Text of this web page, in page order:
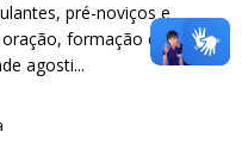
pré-noviços e
formação e
agosti...